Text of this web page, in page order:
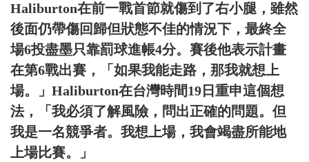
Haliburton在前一戰首節就傷到了右小腿，雖然
後面仍帶傷回歸但狀態不佳的情況下，最終全
場6投盡墨只靠罰球進帳4分。賽後他表示計畫
在第6戰出賽，「如果我能走路，那我就想上
場。」Haliburton在台灣時間19日重申這個想
法，「我必須了解風險，問出正確的問題。但
我是一名競爭者。我想上場，我會竭盡所能地
上場比賽。」